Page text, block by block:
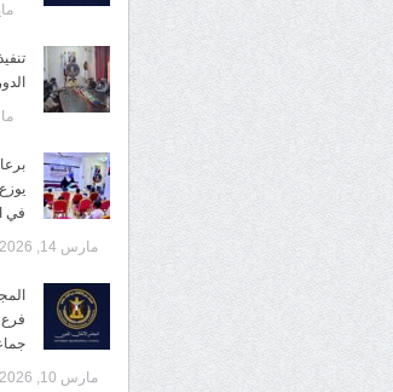
مايو
في
مارس 14, 2026
مارس 10, 2026